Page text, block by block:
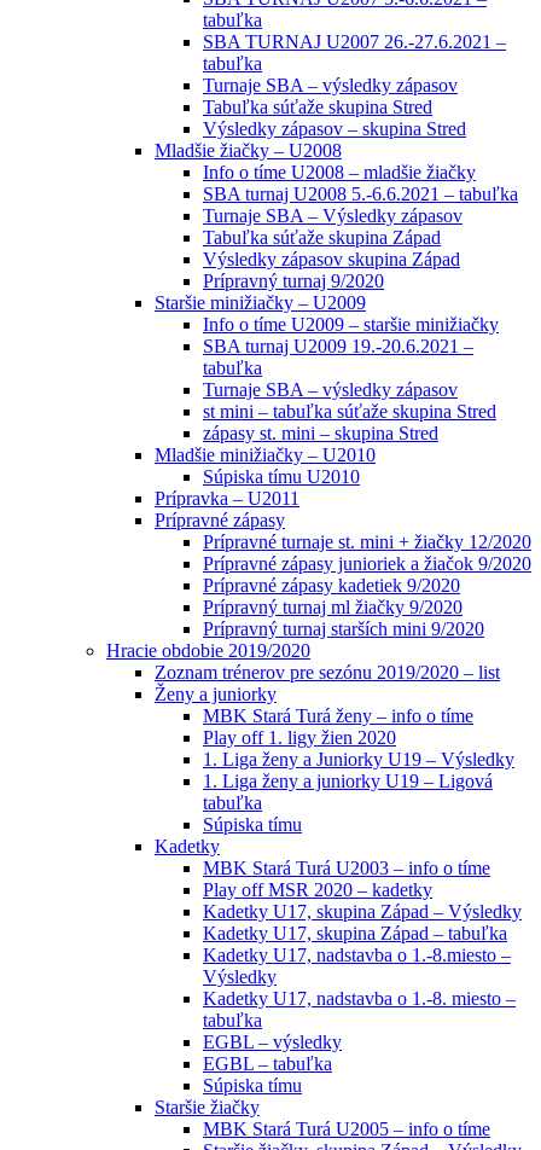
tabuľka
SBA TURNAJ U2007 26.-27.6.2021 –
tabuľka
Turnaje SBA – výsledky zápasov
Tabuľka súťaže skupina Stred
Výsledky zápasov – skupina Stred
Mladšie žiačky – U2008
Info o tíme U2008 – mladšie žiačky
SBA turnaj U2008 5.-6.6.2021 – tabuľka
Turnaje SBA – Výsledky zápasov
Tabuľka súťaže skupina Západ
Výsledky zápasov skupina Západ
Prípravný turnaj 9/2020
Staršie minižiačky – U2009
Info o tíme U2009 – staršie minižiačky
SBA turnaj U2009 19.-20.6.2021 –
tabuľka
Turnaje SBA – výsledky zápasov
st mini – tabuľka súťaže skupina Stred
zápasy st. mini – skupina Stred
Mladšie minižiačky – U2010
Súpiska tímu U2010
Prípravka – U2011
Prípravné zápasy
Prípravné turnaje st. mini + žiačky 12/2020
Prípravné zápasy junioriek a žiačok 9/2020
Prípravné zápasy kadetiek 9/2020
Prípravný turnaj ml žiačky 9/2020
Prípravný turnaj starších mini 9/2020
Hracie obdobie 2019/2020
Zoznam trénerov pre sezónu 2019/2020 – list
Ženy a juniorky
MBK Stará Turá ženy – info o tíme
Play off 1. ligy žien 2020
1. Liga ženy a Juniorky U19 – Výsledky
1. Liga ženy a juniorky U19 – Ligová
tabuľka
Súpiska tímu
Kadetky
MBK Stará Turá U2003 – info o tíme
Play off MSR 2020 – kadetky
Kadetky U17, skupina Západ – Výsledky
Kadetky U17, skupina Západ – tabuľka
Kadetky U17, nadstavba o 1.-8.miesto –
Výsledky
Kadetky U17, nadstavba o 1.-8. miesto –
tabuľka
EGBL – výsledky
EGBL – tabuľka
Súpiska tímu
Staršie žiačky
MBK Stará Turá U2005 – info o tíme